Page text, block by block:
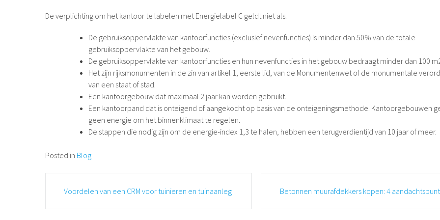
De verplichting om het kantoor te labelen met Energielabel C geldt niet als:
De gebruiksoppervlakte van kantoorfuncties (exclusief nevenfuncties) is minder dan 50% van de totale
gebruiksoppervlakte van het gebouw.
De gebruiksoppervlakte van kantoorfuncties en hun nevenfuncties in het gebouw bedraagt ​​minder dan 100
Het zijn rijksmonumenten in de zin van artikel 1, eerste lid, van de Monumentenwet of de monumentale
van een staat of stad.
Een kantoorgebouw dat maximaal 2 jaar kan worden gebruikt.
Een kantoorpand dat is onteigend of aangekocht op basis van de onteigeningsmethode. Kantoorgebouwen
geen energie om het binnenklimaat te regelen.
De stappen die nodig zijn om de energie-index 1,3 te halen, hebben een terugverdientijd van 10 jaar of meer.
Posted in Blog
navigation
Voordelen van een CRM voor tuinieren en tuinaanleg Betonnen muurafdekkers kopen: 4